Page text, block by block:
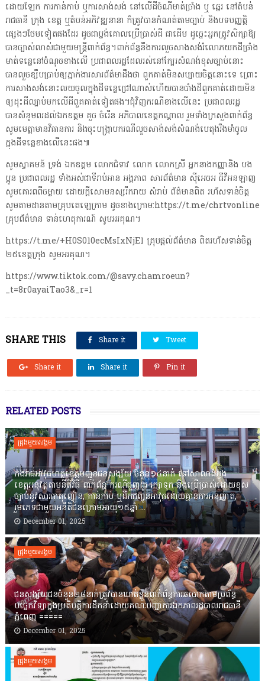
ដោយឡែក ការកាន់កាប់ ឬការសាង់សង់ នៅលើដីចំណីមាត់ច្រាំង ឬ ឆ្នេរ នៅតំបន់
រាជធានី ក្រុង ខេត្ត ឬតំបន់អភិវឌ្ឍនានា ក៏ត្រូវបានកំណត់តាមច្បាប់ និងបទបញ្ញត្តិ
ផ្សេងៗថែមទៀតផងដែរ ដូចជាប្លង់គោលប្រើប្រាស់ដី ជាដើម ដូច្នេះអ្នកត្រូវសិក្សាឱ្យ
បានច្បាស់លាស់ជាមួយមន្រ្តីពាក់ព័ន្ធ។ពាក់ព័ន្ធនឹងការលួចសាងសង់រំលោភយកដីច្រាំង
មាត់ទន្លេនៅចំណុចខាងលើ ប្រជាពលរដ្ឋដែលរស់នៅក្បែរសំណង់ខុសច្បាប់នោះ
បានលួចខ្សឹបប្រាប់ឲ្យភ្នាក់ងារសារព័ត៌មាដឹងថា ពួកគាត់មិនសប្បាយចិត្តនោះទេ ព្រោះ
ការសាងសង់នោះលយចូលក្នុងដីទន្លេជ្រៅណាស់ហើយបានបាំងដីពួកគាត់ដោយមិន
ឲ្យដុះដីល្បាប់មកលើដីពួគគាត់ទៀតផង។ជុំវិញករណីខាងលើនេះ ប្រជាពលរដ្ឋ
បានសំនូមពរដល់ឯកឧត្ដម គួច ចំរើន អភិបាលខេត្តកណ្ដាល រួមទាំងក្រសួងពាក់ព័ន្ធ
សូមមេត្តាមានវិធានការ និងចុះបង្ក្រាបករណីលួចសាង់សង់សំណង់បេតុងរឹងមាំចូល
ក្នុងដីទន្លេខាងលើនេះផង៕
សូមស្វាគមន៍ ទ្រង់ ឯកឧត្តម លោកជំទាវ លោក លោកស្រី អ្នកនាងកញ្ញានិង បង
ប្អូន ប្រជាពលរដ្ឋ ទាំងអស់ជាទីរាប់អាន អង្គភាព សារព័ត៌មាន ស៊ីអេចអ ធីវីអនឡាញ
សូមគោរពពីចម្ងាយ ដោយក្តីសោមនស្សរីករាយ សំរាប់ ព័ត៌មានពិត រហ័សទាន់ចិត្ត
សូមតាមដានតាមគ្រុបតេឡេក្រាម ដូចខាងក្រោម:https://t.me/chrtvonline
គ្រុបព័ត៌មាន ទាន់ហេតុការណ៍ សូមអរគុណ។
https://t.me/+H0S010ecMsIxNjE1 គ្រុបផ្តល់ព័ត៌មាន ពិតរហ័សទាន់ចិត្ត
២៥ខេត្តក្រុង សូមអរគុណ។
https://www.tiktok.com/@savy.chamroeun?
_t=8r0ayaiTao3&_r=1
SHARE THIS Share it Tweet
Share it Share it Pin it
RELATED POSTS
ជ្រុងមួយសង្គម
កងរាជឣាវុធហត្ថខេត្តបញ្ជូនជនសង្ស័យ ចំនួន១៤នាក់ ទៅសាលាដំបូង
ខេត្តឣនុវត្តតាមនីតិវិធី ពាក់ព័ន្ធ ករណីជួញដូរ រក្សាទុក និងប្រើប្រាស់ដោយខុស
ច្បាប់នូវសារធាតុញៀន, កាន់កាប់ ឬដឹកជញ្ជូនអាវុធដោយគ្មានការអនុញ្ញាត,
រួមភេទជាមួយអនីតិជនក្រោមអាយុ១៥ឆ្នាំ ...
December 01, 2025
ជ្រុងមួយសង្គម
ជនសង្ស័យជនចំនួន២៨នាក់ត្រូវបានឃាត់ខ្លួនពាក់ព័ន្ធការឆបោកតាមប្រព័ន្ធ
បច្ចេកវិទ្យាក្នុងប្រតិបត្តិការដឹកនាំដោយគណៈបញ្ជាការឯកភាពរដ្ឋបាលរាជធានី
ភ្នំពេញ ‎=====
December 01, 2025
ជ្រុងមួយសង្គម